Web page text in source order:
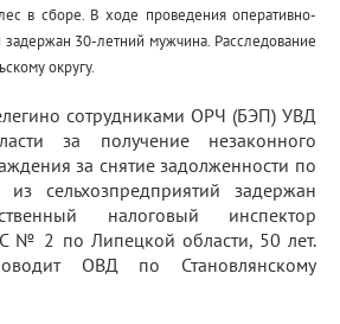
в сборе. В ходе проведения оперативно-
30-летний мужчина. Расследование
округу.
сотрудниками ОРЧ (БЭП) УВД
за получение незаконного
за снятие задолженности по
сельхозпредприятий задержан
налоговый инспектор
№ 2 по Липецкой области, 50 лет.
ОВД по Становлянскому